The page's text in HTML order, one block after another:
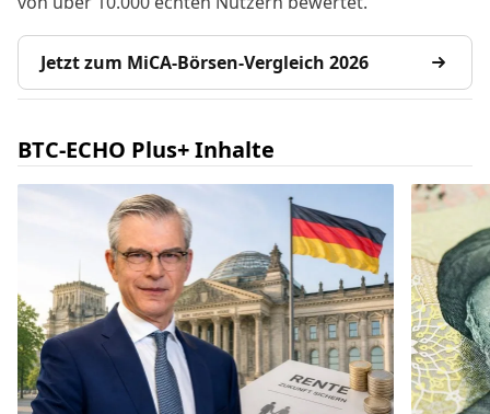
Jetzt zum MiCA-Börsen-Vergleich 2026
BTC-ECHO Plus+ Inhalte